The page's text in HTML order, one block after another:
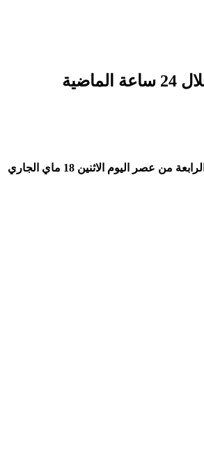
وأكدت الوزارة عدم تسجيل اي حالة وفاة ليبقى العدد الاجمالي في حدود 192 حالة ، فيما سجلت98 حالة شفاء جديدة ليرتفع العدد إلى 3758، وذلك الى حدود الساعة الرابعة من عصر اليوم الاثنين 18 ماي الجاري